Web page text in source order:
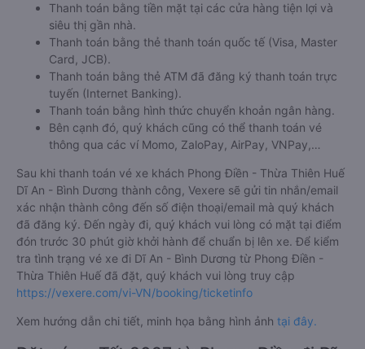
Thanh toán bằng tiền mặt tại các cửa hàng tiện lợi và
siêu thị gần nhà.
Thanh toán bằng thẻ thanh toán quốc tế (Visa, Master
Card, JCB).
Thanh toán bằng thẻ ATM đã đăng ký thanh toán trực
tuyến (Internet Banking).
Thanh toán bằng hình thức chuyển khoản ngân hàng.
Bên cạnh đó, quý khách cũng có thể thanh toán vé
thông qua các ví Momo, ZaloPay, AirPay, VNPay,…
Sau khi thanh toán vé xe khách Phong Điền - Thừa Thiên Huế
Dĩ An - Bình Dương thành công, Vexere sẽ gửi tin nhắn/email
xác nhận thành công đến số điện thoại/email mà quý khách
đã đăng ký. Đến ngày đi, quý khách vui lòng có mặt tại điểm
đón trước 30 phút giờ khởi hành để chuẩn bị lên xe. Để kiểm
tra tình trạng vé xe đi Dĩ An - Bình Dương từ Phong Điền -
Thừa Thiên Huế đã đặt, quý khách vui lòng truy cập
https://vexere.com/vi-VN/booking/ticketinfo
Xem hướng dẫn chi tiết, minh họa bằng hình ảnh tại đây.